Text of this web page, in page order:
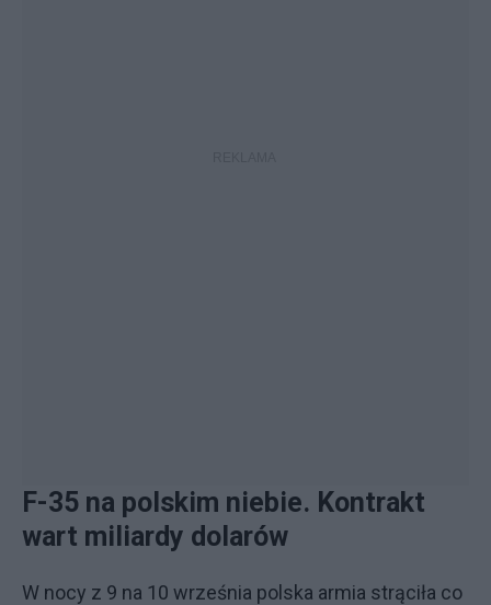
F-35 na polskim niebie. Kontrakt
wart miliardy dolarów
W nocy z 9 na 10 września polska armia strąciła co